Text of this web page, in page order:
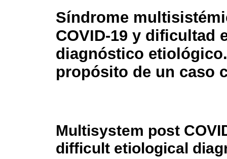
Síndrome
COVID-19 y dificultad
diagnóstico
propósito de un caso
Multisystem post
difficult etiological